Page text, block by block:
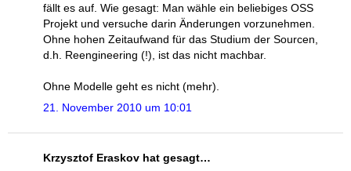
fällt es auf. Wie gesagt: Man wähle ein beliebiges OSS
Projekt und versuche darin Änderungen vorzunehmen.
Ohne hohen Zeitaufwand für das Studium der Sourcen,
d.h. Reengineering (!), ist das nicht machbar.
Ohne Modelle geht es nicht (mehr).
21. November 2010 um 10:01
Krzysztof Eraskov hat gesagt…